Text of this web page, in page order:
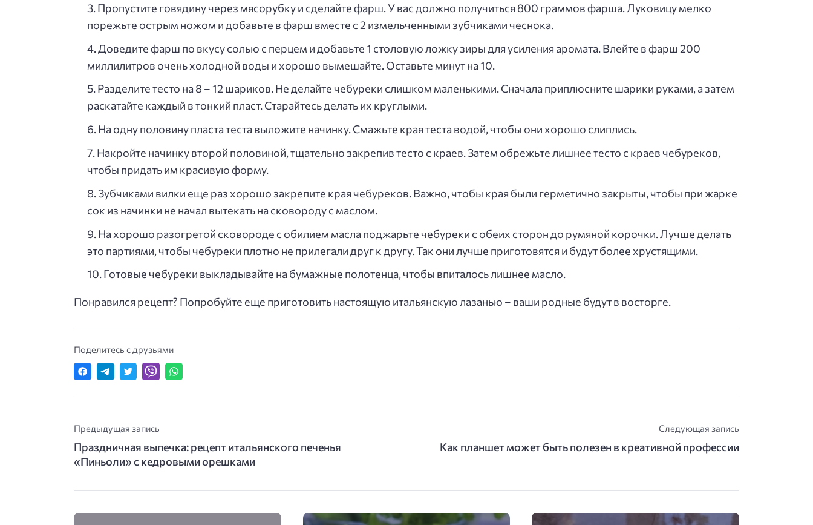
Пропустите говядину через мясорубку и сделайте фарш. У вас должно получиться 800 граммов фарша. Луковицу мелко
порежьте острым ножом и добавьте в фарш вместе с 2 измельченными зубчиками чеснока.
Доведите фарш по вкусу солью с перцем и добавьте 1 столовую ложку зиры для усиления аромата. Влейте в фарш 200
миллилитров очень холодной воды и хорошо вымешайте. Оставьте минут на 10.
Разделите тесто на 8 – 12 шариков. Не делайте чебуреки слишком маленькими. Сначала приплюсните шарики руками, а затем
раскатайте каждый в тонкий пласт. Старайтесь делать их круглыми.
На одну половину пласта теста выложите начинку. Смажьте края теста водой, чтобы они хорошо слиплись.
Накройте начинку второй половиной, тщательно закрепив тесто с краев. Затем обрежьте лишнее тесто с краев чебуреков,
чтобы придать им красивую форму.
Зубчиками вилки еще раз хорошо закрепите края чебуреков. Важно, чтобы края были герметично закрыты, чтобы при жарке
сок из начинки не начал вытекать на сковороду с маслом.
На хорошо разогретой сковороде с обилием масла поджарьте чебуреки с обеих сторон до румяной корочки. Лучше делать
это партиями, чтобы чебуреки плотно не прилегали друг к другу. Так они лучше приготовятся и будут более хрустящими.
Готовые чебуреки выкладывайте на бумажные полотенца, чтобы впиталось лишнее масло.
Понравился рецепт? Попробуйте еще приготовить настоящую итальянскую лазанью – ваши родные будут в восторге.
Поделитесь с друзьями
Предыдущая запись
Праздничная выпечка: рецепт итальянского печенья
«Пиньоли» с кедровыми орешками
Следующая запись
Как планшет может быть полезен в креативной профессии